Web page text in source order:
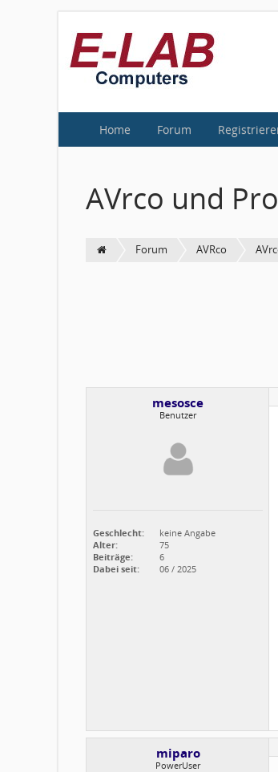
Home Forum
AVrco und
Forum AVRco
mesosce
Benutzer
Geschlecht:
keine Angabe
Alter:
75
Beiträge:
6
Dabei seit:
06 / 2025
miparo
PowerUser